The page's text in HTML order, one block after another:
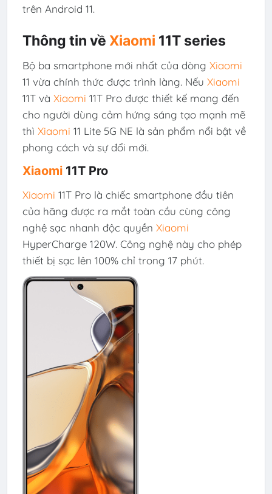
trên Android 11.
Thông tin về Xiaomi 11T series
Bộ ba smartphone mới nhất của dòng Xiaomi
11 vừa chính thức được trình làng. Nếu Xiaomi
11T và Xiaomi 11T Pro được thiết kế mang đến
cho người dùng cảm hứng sáng tạo mạnh mẽ
thì Xiaomi 11 Lite 5G NE là sản phẩm nổi bật về
phong cách và sự đổi mới.
Xiaomi11T Pro
Xiaomi 11T Pro là chiếc smartphone đầu tiên
của hãng được ra mắt toàn cầu cùng công
nghệ sạc nhanh độc quyền Xiaomi
HyperCharge 120W. Công nghệ này cho phép
thiết bị sạc lên 100% chỉ trong 17 phút.